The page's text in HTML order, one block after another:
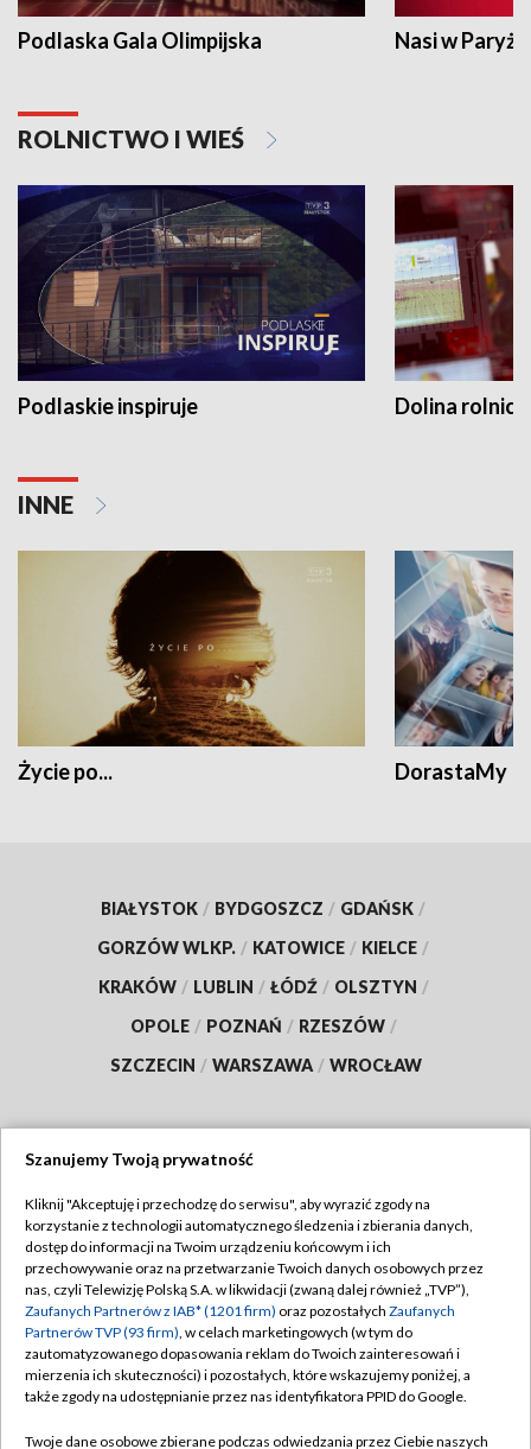
Podlaska Gala Olimpijska Nasi w Paryżu
ROLNICTWO I WIEŚ
Podlaskie inspiruje Dolina
INNE
Życie po... DorastaMy
BIAŁYSTOK / BYDGOSZCZ / GDAŃSK /
GORZÓW WLKP. / KATOWICE / KIELCE /
KRAKÓW / LUBLIN / ŁÓDŹ / OLSZTYN /
OPOLE / POZNAŃ / RZESZÓW /
SZCZECIN / WARSZAWA / WROCŁAW
TVP
Abonament TVP
Emisja w TVP
Centrum informacji TVP
Naziemna Telewizja Cyfrowa
Regulamin TVP
Polityka prywatności
Moje zgody
Pomoc
Szanujemy Twoją prywatność
Kliknij "Akceptuję i przechodzę do serwisu", aby wyrazić zgody na
korzystanie z technologii automatycznego śledzenia i zbierania danych,
dostęp do informacji na Twoim urządzeniu końcowym i ich
przechowywanie oraz na przetwarzanie Twoich danych osobowych przez
nas, czyli Telewizję Polską S.A. w likwidacji (zwaną dalej również „TVP”),
Zaufanych Partnerów z IAB* (1201 firm) oraz pozostałych Zaufanych
Partnerów TVP (93 firm), w celach marketingowych (w tym do
zautomatyzowanego dopasowania reklam do Twoich zainteresowań i
mierzenia ich skuteczności) i pozostałych, które wskazujemy poniżej, a
także zgody na udostępnianie przez nas identyfikatora PPID do Google.
Twoje dane osobowe zbierane podczas odwiedzania przez Ciebie naszych